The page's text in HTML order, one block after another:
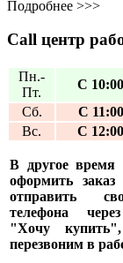
Подробнее >>>
Call центр
Пн.-
Пт.
С
Сб.
С
Вс.
С
В другое
оформить
отправить
телефона
"Хочу
перезвоним в